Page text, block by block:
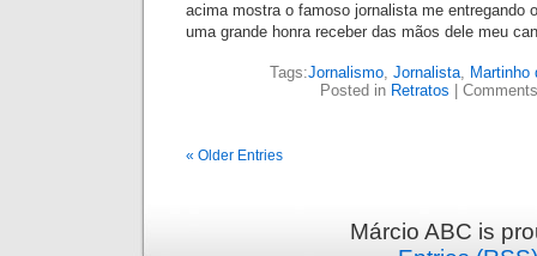
acima mostra o famoso jornalista me entregando
uma grande honra receber das mãos dele meu
Tags:Jornalismo, Jornalista, Martinho
Posted in Retratos
« Older Entries
Márcio ABC is